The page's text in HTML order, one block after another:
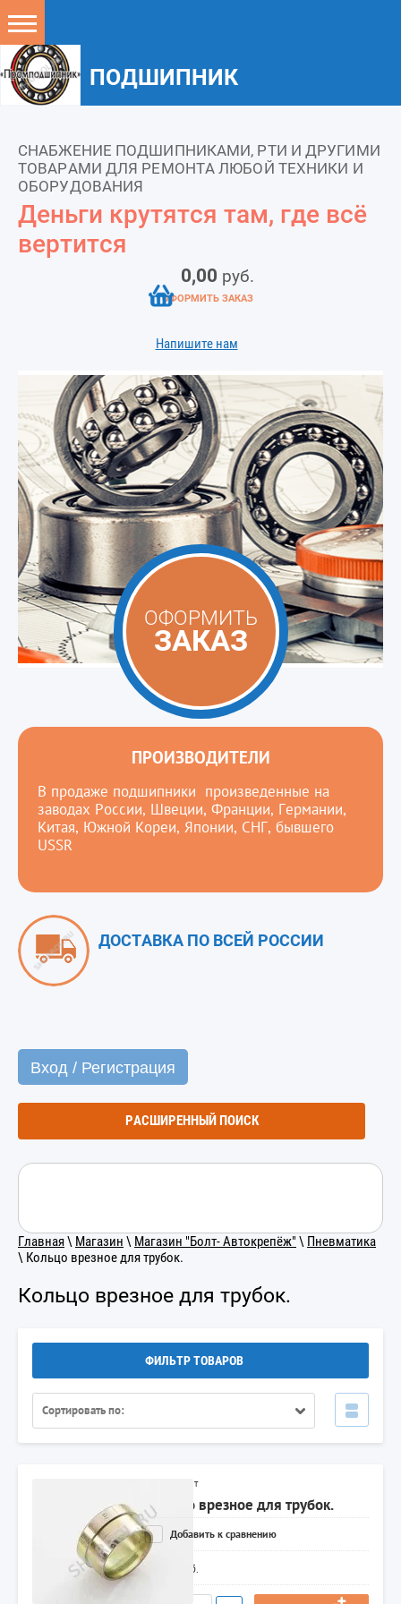
ПОДШИПНИК
СНАБЖЕНИЕ ПОДШИПНИКАМИ, РТИ И ДРУГИМИ
ТОВАРАМИ ДЛЯ РЕМОНТА ЛЮБОЙ ТЕХНИКИ И
ОБОРУДОВАНИЯ
Деньги крутятся там, где всё
вертится
0,00 руб.
ОФОРМИТЬ ЗАКАЗ
Напишите нам
ОФОРМИТЬ
ЗАКАЗ
ПРОИЗВОДИТЕЛИ
В продаже подшипники произведенные на
заводах России, Швеции, Франции, Германии,
Китая, Южной Кореи, Японии, СНГ, бывшего
USSR
ДОСТАВКА ПО ВСЕЙ РОССИИ
Вход / Регистрация
РАСШИРЕННЫЙ ПОИСК
Главная\ Магазин \ Магазин "Болт- Автокрепёж" \ Пневматика
\ Кольцо врезное для трубок.
Кольцо врезное для трубок.
ФИЛЬТР ТОВАРОВ
Сортировать по:
нет
Кольцо врезное для трубок.
Добавить к сравнению
руб.